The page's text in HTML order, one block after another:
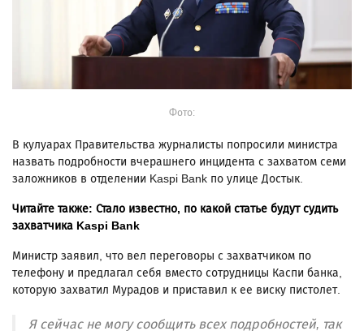
Фото:
В кулуарах Правительства журналисты попросили министра
назвать подробности вчерашнего инцидента с захватом семи
заложников в отделении Kaspi Bank по улице Достык.
Читайте также: Стало известно, по какой статье будут судить
захватчика Kaspi Bank
Министр заявил, что вел переговоры с захватчиком по
телефону и предлагал себя вместо сотрудницы Каспи банка,
которую захватил Мурадов и приставил к ее виску пистолет.
Я сейчас не могу сообщить всех подробностей, так